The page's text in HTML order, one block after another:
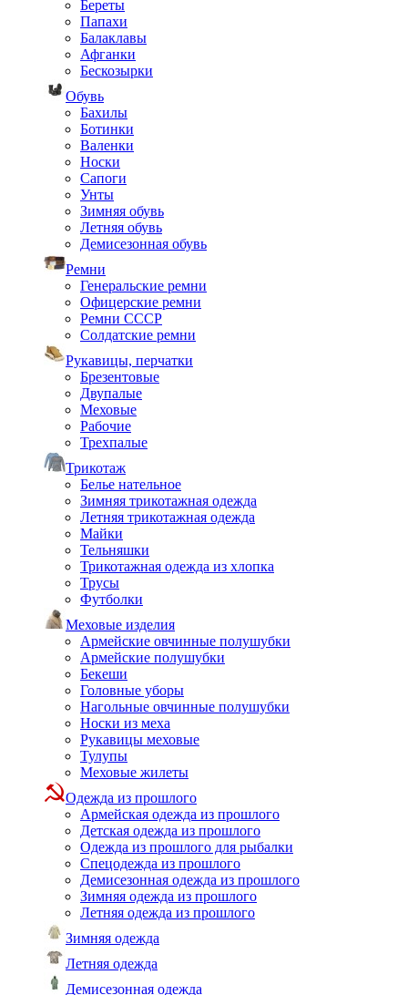
Береты
Папахи
Балаклавы
Афганки
Бескозырки
Обувь
Бахилы
Ботинки
Валенки
Носки
Сапоги
Унты
Зимняя обувь
Летняя обувь
Демисезонная обувь
Ремни
Генеральские ремни
Офицерские ремни
Ремни СССР
Солдатские ремни
Рукавицы, перчатки
Брезентовые
Двупалые
Меховые
Рабочие
Трехпалые
Трикотаж
Белье нательное
Зимняя трикотажная одежда
Летняя трикотажная одежда
Майки
Тельняшки
Трикотажная одежда из хлопка
Трусы
Футболки
Меховые изделия
Армейские овчинные полушубки
Армейские полушубки
Бекеши
Головные уборы
Нагольные овчинные полушубки
Носки из меха
Рукавицы меховые
Тулупы
Меховые жилеты
Одежда из прошлого
Армейская одежда из прошлого
Детская одежда из прошлого
Одежда из прошлого для рыбалки
Спецодежда из прошлого
Демисезонная одежда из прошлого
Зимняя одежда из прошлого
Летняя одежда из прошлого
Зимняя одежда
Летняя одежда
Демисезонная одежда